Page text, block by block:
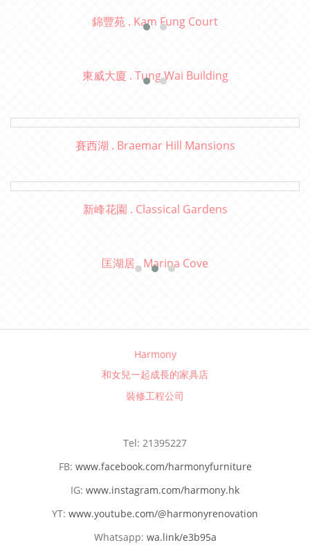
錦豐苑 . Kam Fung Court
東威大廈 . Tung Wai Building
賽西湖 . Braemar Hill Mansions
新峰花園 . Classical Gardens
匡湖居 . Marina Cove
Harmony
和女兒一起成長的家具店
裝修工程公司
Tel: 21395227
FB: www.facebook.com/harmonyfurniture
IG: www.instagram.com/harmony.hk
YT: www.youtube.com/@harmonyrenovation
Whatsapp: wa.link/e3b95a